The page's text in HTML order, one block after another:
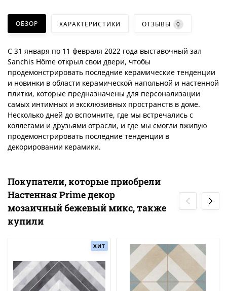
ОБЗОР ХАРАКТЕРИСТИКИ ОТЗЫВЫ 0
С 31 января по 11 февраля 2022 года выставочный зал
Sanchis Hôme открыл свои двери, чтобы
продемонстрировать последние керамические тенденции
и новинки в области керамической напольной и настенной
плитки, которые предназначены для персонализации
самых интимных и эксклюзивных пространств в доме.
Несколько дней до вспомните, где мы встречались с
коллегами и друзьями отрасли, и где мы смогли вживую
продемонстрировать последние тенденции в
декорировании керамики.
Покупатели, которые приобрели
Настенная Prime декор
мозаичный бежевый микс, также
купили
ХИТ